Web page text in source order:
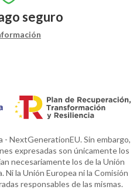
seguro
- NextGenerationEU. Sin embargo,
expresadas son únicamente los
necesariamente los de la Unión
Ni la Unión Europea ni la Comisión
responsables de las mismas.